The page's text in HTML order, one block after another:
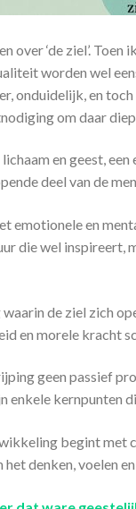
over ‘de ziel’.
worden wel
onduidelijk, en
om daar
en geest,
deel van de
emotionele en
die wel inspireert,
de ziel zich
en morele kracht
geen passief
enkele kernpunten
begint met
denken, voelen